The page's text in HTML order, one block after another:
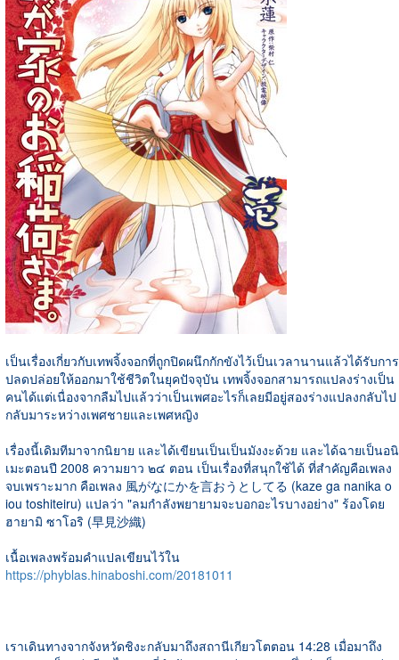
เป็นเรื่องเกี่ยวกับเทพจิ้งจอกที่ถูกปิดผนึกกักขังไว้เป็นเวลานานแล้วได้รับการ
ปลดปล่อยให้ออกมาใช้ชีวิตในยุคปัจจุบัน เทพจิ้งจอกสามารถแปลงร่างเป็น
คนได้แต่เนื่องจากลืมไปแล้วว่าเป็นเพศอะไรก็เลยมีอยู่สองร่างแปลงกลับไป
กลับมาระหว่างเพศชายและเพศหญิง
เรื่องนี้เดิมทีมาจากนิยาย และได้เขียนเป็นเป็นมังงะด้วย และได้ฉายเป็นอนิ
เมะตอนปี 2008 ความยาว ๒๔ ตอน เป็นเรื่องที่สนุกใช้ได้ ที่สำคัญคือเพลง
จบเพราะมาก คือเพลง 風がなにかを言おうとしてる (kaze ga nanika o
iou toshiteiru) แปลว่า "ลมกำลังพยายามจะบอกอะไรบางอย่าง" ร้องโดย
ฮายามิ ซาโอริ (早見沙織)
เนื้อเพลงพร้อมคำแปลเขียนไว้ใน
https://phyblas.hinaboshi.com/20181011
เราเดินทางจากจังหวัดชิงะกลับมาถึงสถานีเกียวโตตอน 14:28 เมื่อมาถึง